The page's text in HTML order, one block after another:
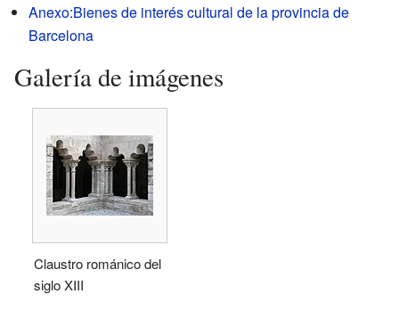
Anexo:Bienes de interés cultural de la provincia de
Barcelona
Galería de imágenes
Claustro románico del
siglo XIII